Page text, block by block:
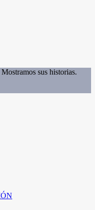
sus historias.